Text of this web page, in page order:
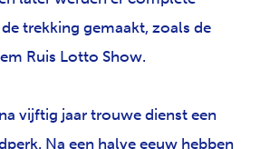
trekking gemaakt, zoals de
Ruis Lotto Show.
vijftig jaar trouwe dienst een
Na een halve eeuw hebben